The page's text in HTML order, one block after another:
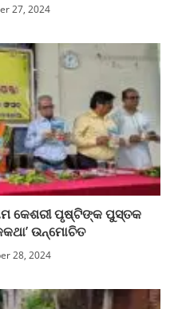
27, 2024
କେଶରୀ ପୃଷ୍ଟିଙ୍କ ପୁସ୍ତକ
ଉନ୍ମୋଚିତ
28, 2024